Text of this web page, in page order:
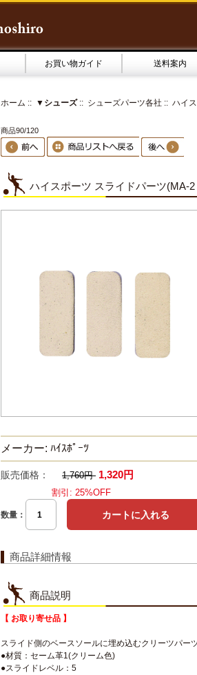
お買い物ガイド 送料案内
ホーム :: ▼シューズ:: シューズパーツ各社 :: ハイ
商品90/120
ハイスポーツ スライドパーツ(MA-
メーカー: ﾊｲｽﾎﾟｰﾂ
販売価格： 1,760円 1,320円
割引: 25%OFF
数量：
商品詳細情報
商品説明
【 お取り寄せ品 】
スライド側のベースソールに埋め込むクリーツパー
●材質：セーム革1(クリーム色)
●スライドレベル：5